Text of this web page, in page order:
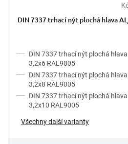
DIN 7337 trhací nýt plochá hlava
DIN 7337 trhací nýt plochá
3,2x6 RAL9005
DIN 7337 trhací nýt plochá
3,2x8 RAL9005
DIN 7337 trhací nýt plochá
3,2x10 RAL9005
Všechny další varianty